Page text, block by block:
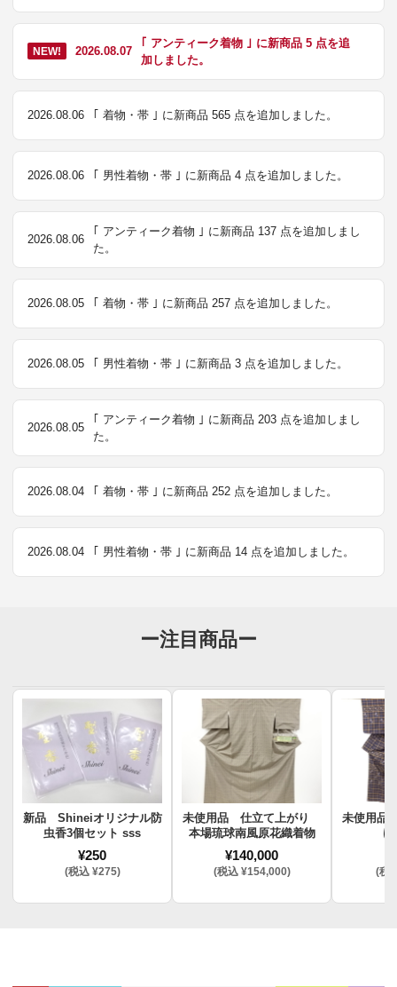
NEW! 2026.08.07
｢ アンティーク着物 ｣ に新商品 5 点を追
加しました。
2026.08.06 ｢ 着物・帯 ｣ に新商品 565 点を追加しました。
2026.08.06 ｢ 男性着物・帯 ｣ に新商品 4 点を追加しました。
2026.08.06
｢ アンティーク着物 ｣ に新商品 137 点を追加しまし
た。
2026.08.05 ｢ 着物・帯 ｣ に新商品 257 点を追加しました。
2026.08.05 ｢ 男性着物・帯 ｣ に新商品 3 点を追加しました。
2026.08.05
｢ アンティーク着物 ｣ に新商品 203 点を追加しまし
た。
2026.08.04 ｢ 着物・帯 ｣ に新商品 252 点を追加しました。
2026.08.04 ｢ 男性着物・帯 ｣ に新商品 14 点を追加しました。
ー注目商品ー
新品 Shineiオリジナル防
虫香3個セット sss
¥250
(税込 ¥275)
未使用品 仕立て上がり
本場琉球南風原花織着物
¥140,000
(税込 ¥154,000)
未使用品
(税